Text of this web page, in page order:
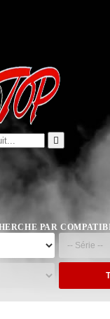

PAR